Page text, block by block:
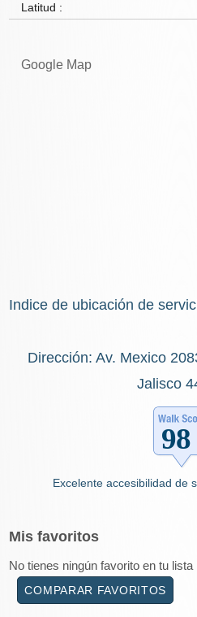
Latitud :
Google Map
Indice de ubicación de
Dirección: Av. Mexico
Jalisco
Excelente accesibilidad de
Mis favoritos
No tienes ningún favorito en tu lista
COMPARAR FAVORITOS